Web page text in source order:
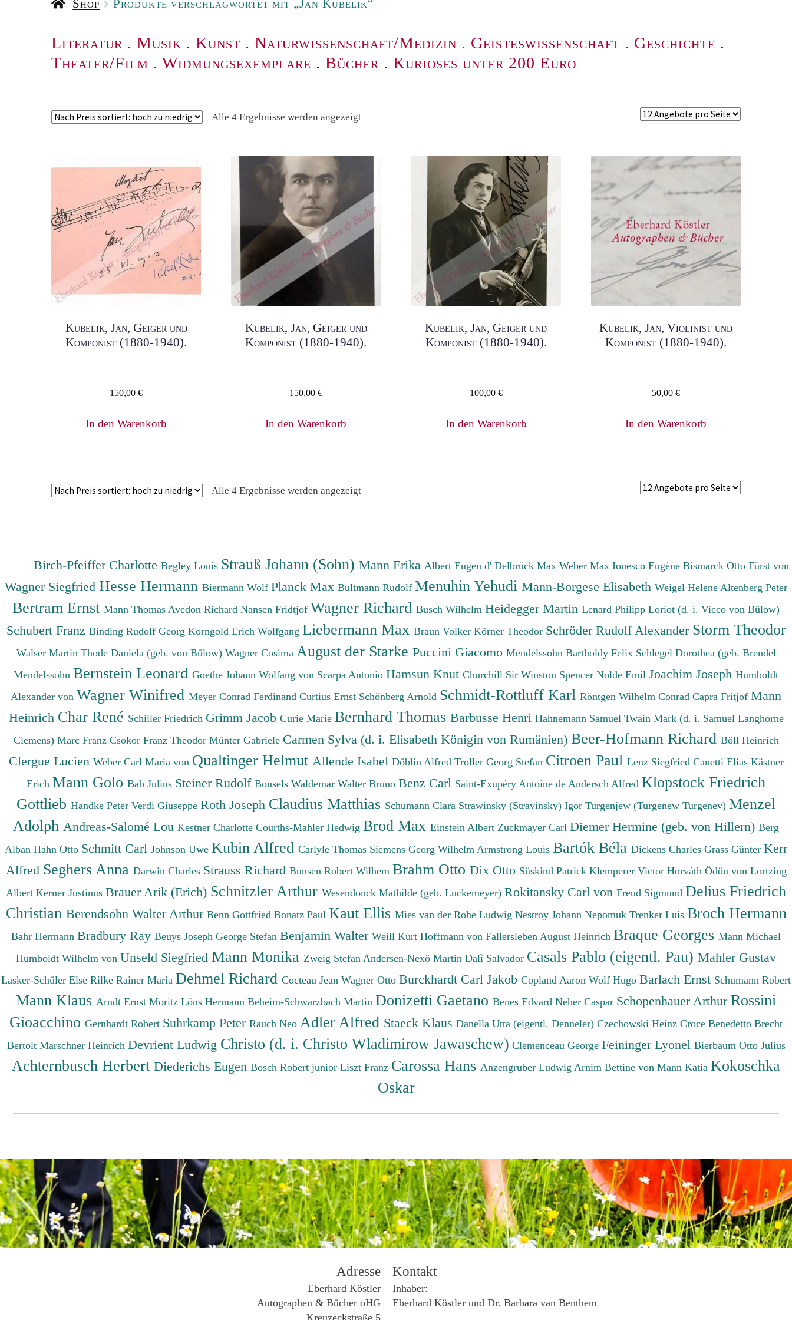
Shop Produkte verschlagwortet mit „Jan Kubelik“
Literatur . Musik . Kunst . Naturwissenschaft/Medizin . Geisteswissenschaft . Geschichte .
Theater/Film . Widmungsexemplare . Bücher . Kurioses unter 200 Euro
Alle 4 Ergebnisse werden angezeigtNach
absteigend
Kubelik, Jan, Geiger und
Komponist (1880-1940).
150,00€
In den Warenkorb
Kubelik, Jan, Geiger und
Komponist (1880-1940).
150,00€
In den Warenkorb
Kubelik, Jan, Geiger und
Komponist (1880-1940).
100,00 €
In den Warenkorb
Kubelik, Jan, Violinist und
Komponist (1880-1940).
50,00 €
In den Warenkorb
Alle 4 Ergebnisse werden angezeigtNach
Birch-Pfeiffer CharlotteBegley Louis Strauß Johann (Sohn)Mann Erika Albert Eugen d'Delbrück MaxWeber MaxIonesco EugèneBismarck Otto Fürst von
Wagner Siegfried Hesse Hermann Biermann Wolf Planck Max Bultmann Rudolf Menuhin Yehudi Mann-Borgese Elisabeth Weigel Helene Altenberg Peter
Bertram Ernst Mann Thomas Avedon Richard Nansen Fridtjof Wagner Richard Busch Wilhelm Heidegger Martin Lenard Philipp Loriot (d. i. Vicco von Bülow)
Schubert Franz Binding Rudolf Georg Korngold Erich Wolfgang Liebermann Max Braun Volker Körner Theodor Schröder Rudolf Alexander Storm Theodor
Walser Martin Thode Daniela (geb. von Bülow) Wagner Cosima August der Starke Puccini Giacomo Mendelssohn Bartholdy Felix Schlegel Dorothea (geb. Brendel
Mendelssohn Bernstein Leonard Goethe Johann Wolfang von Scarpa Antonio Hamsun Knut Churchill Sir Winston Spencer Nolde Emil Joachim Joseph Humboldt
Alexander von Wagner Winifred Meyer Conrad Ferdinand Curtius Ernst Schönberg Arnold Schmidt-Rottluff Karl Röntgen Wilhelm Conrad Capra Fritjof Mann
Heinrich Char René Schiller Friedrich Grimm Jacob Curie Marie Bernhard Thomas Barbusse Henri Hahnemann Samuel Twain Mark (d. i. Samuel Langhorne
Clemens) Marc Franz Csokor Franz Theodor Münter Gabriele Carmen Sylva (d. i. Elisabeth Königin von Rumänien) Beer-Hofmann Richard Böll Heinrich
Clergue Lucien Weber Carl Maria von Qualtinger Helmut Allende Isabel Döblin Alfred Troller Georg Stefan Citroen Paul Lenz Siegfried Canetti Elias Kästner
Erich Mann Golo Bab Julius Steiner Rudolf Bonsels Waldemar Walter Bruno Benz Carl Saint-Exupéry Antoine de Andersch Alfred Klopstock Friedrich
Gottlieb Handke Peter Verdi Giuseppe Roth Joseph Claudius Matthias Schumann Clara Strawinsky (Stravinsky) Igor Turgenjew (Turgenew Turgenev) Menzel
Adolph Andreas-Salomé Lou Kestner Charlotte Courths-Mahler Hedwig Brod Max Einstein Albert Zuckmayer Carl Diemer Hermine (geb. von Hillern) Berg
Alban Hahn Otto Schmitt Carl Johnson Uwe Kubin Alfred Carlyle Thomas Siemens Georg Wilhelm Armstrong Louis Bartók Béla Dickens Charles Grass Günter Kerr
Alfred Seghers Anna Darwin Charles Strauss Richard Bunsen Robert Wilhem Brahm Otto Dix Otto Süskind Patrick Klemperer Victor Horváth Ödön von Lortzing
Albert Kerner Justinus Brauer Arik (Erich) Schnitzler Arthur Wesendonck Mathilde (geb. Luckemeyer) Rokitansky Carl von Freud Sigmund Delius Friedrich
Christian Berendsohn Walter Arthur Benn Gottfried Bonatz Paul Kaut Ellis Mies van der Rohe Ludwig Nestroy Johann Nepomuk Trenker Luis Broch Hermann
Bahr Hermann Bradbury Ray Beuys Joseph George Stefan Benjamin Walter Weill Kurt Hoffmann von Fallersleben August Heinrich Braque Georges Mann Michael
Humboldt Wilhelm von Unseld Siegfried Mann Monika Zweig Stefan Andersen-Nexö Martin Dalì Salvador Casals Pablo (eigentl. Pau) Mahler Gustav
Lasker-Schüler Else Rilke Rainer Maria Dehmel Richard Cocteau Jean Wagner Otto Burckhardt Carl Jakob Copland Aaron Wolf Hugo Barlach Ernst Schumann Robert
Mann Klaus Arndt Ernst Moritz Löns Hermann Beheim-Schwarzbach Martin Donizetti Gaetano Benes Edvard Neher Caspar Schopenhauer Arthur Rossini
Gioacchino Gernhardt Robert Suhrkamp Peter Rauch Neo Adler Alfred Staeck Klaus Danella Utta (eigentl. Denneler) Czechowski Heinz Croce Benedetto Brecht
Bertolt Marschner Heinrich Devrient Ludwig Christo (d. i. Christo Wladimirow Jawaschew) Clemenceau George Feininger Lyonel Bierbaum Otto Julius
Achternbusch Herbert Diederichs Eugen Bosch Robert junior Liszt Franz Carossa Hans Anzengruber Ludwig Arnim Bettine von Mann Katia Kokoschka
Oskar
Adresse
Eberhard Köstler
Autographen & Bücher oHG
Kontakt
Inhaber:
Eberhard Köstler und Dr. Barbara van Benthem